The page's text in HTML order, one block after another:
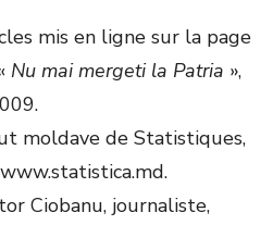
mis en ligne sur la page
Nu mai mergeti la Patria »,
moldave de Statistiques,
Ciobanu, journaliste,